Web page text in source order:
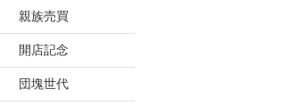
親族売買
開店記念
団塊世代